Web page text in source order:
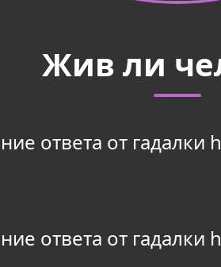
Жив ли
ответа от
ответа от